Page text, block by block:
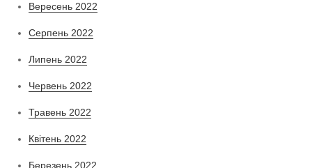
Вересень 2022
Серпень 2022
Липень 2022
Червень 2022
Травень 2022
Квітень 2022
Березень 2022